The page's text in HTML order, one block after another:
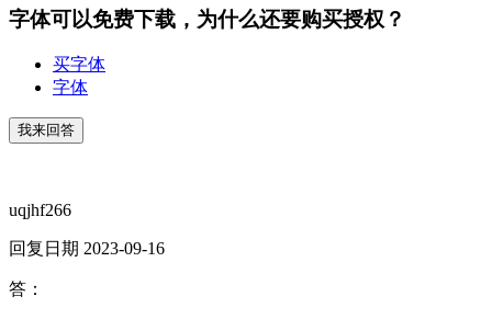
字体可以免费下载，为什么还要购买授权？
买字体
字体
我来回答
uqjhf266
回复日期 2023-09-16
答：